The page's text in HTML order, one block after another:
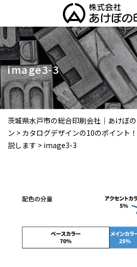
image3-3
茨城県水戸市の総合印刷会社｜あけぼ
ン > カタログデザインの10のポイント
説します > image3-3